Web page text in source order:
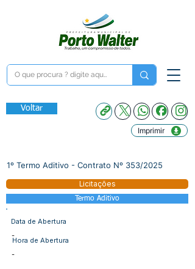
Voltar
Imprimir
1º Termo Aditivo - Contrato Nº 353/2025
Licitações
Termo Aditivo
Data de Abertura
-
Hora de Abertura
-